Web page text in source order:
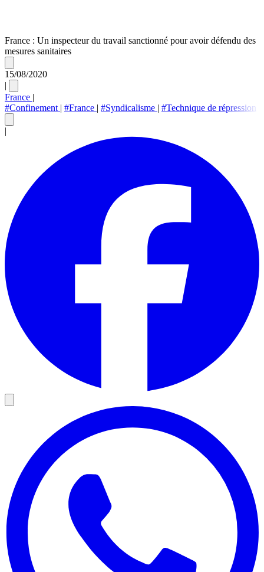
France : Un inspecteur du travail sanctionné pour avoir défendu des
mesures sanitaires
15/08/2020
|
France |
#Confinement | #France | #Syndicalisme | #Technique de répression
|